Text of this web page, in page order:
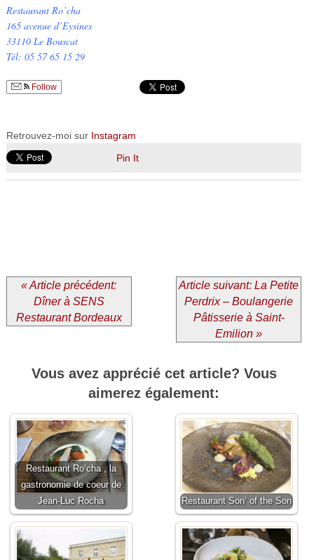
Restaurant Ro’cha
165 avenue d’Eysines
33110 Le Bouscat
Tél: 05 57 65 15 29
Follow
Retrouvez-moi sur Instagram
Pin It
« Article précédent:
Dîner à SENS
Restaurant Bordeaux
Article suivant: La Petite
Perdrix – Boulangerie
Pâtisserie à Saint-
Emilion »
Vous avez apprécié cet article? Vous
aimerez également:
Restaurant Ro’cha , la
gastronomie de coeur de
Jean-Luc Rocha
Restaurant Son’ of the Son